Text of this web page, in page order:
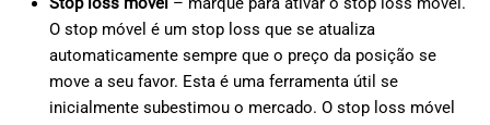
O stop móvel é um stop loss que se atualiza
automaticamente sempre que o preço da posição se
move a seu favor. Esta é uma ferramenta útil se
inicialmente subestimou o mercado. O stop loss móvel